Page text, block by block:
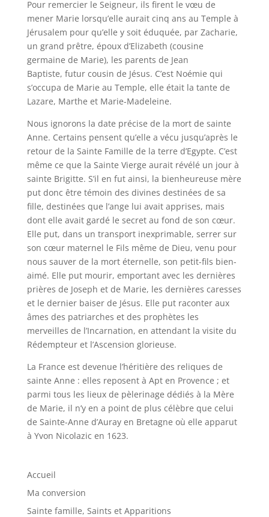
Pour remercier le Seigneur, ils firent le vœu de
mener Marie lorsqu’elle aurait cinq ans au Temple à
Jérusalem pour qu’elle y soit éduquée, par Zacharie,
un grand prêtre, époux d’Elizabeth (cousine
germaine de Marie), les parents de Jean
Baptiste, futur cousin de Jésus. C’est Noémie qui
s’occupa de Marie au Temple, elle était la tante de
Lazare, Marthe et Marie-Madeleine.
Nous ignorons la date précise de la mort de sainte
Anne. Certains pensent qu’elle a vécu jusqu’après le
retour de la Sainte Famille de la terre d’Egypte. C’est
même ce que la Sainte Vierge aurait révélé un jour à
sainte Brigitte. S’il en fut ainsi, la bienheureuse mère
put donc être témoin des divines destinées de sa
fille, destinées que l’ange lui avait apprises, mais
dont elle avait gardé le secret au fond de son cœur.
Elle put, dans un transport inexprimable, serrer sur
son cœur maternel le Fils même de Dieu, venu pour
nous sauver de la mort éternelle, son petit-fils bien-
aimé. Elle put mourir, emportant avec les dernières
prières de Joseph et de Marie, les dernières caresses
et le dernier baiser de Jésus. Elle put raconter aux
âmes des patriarches et des prophètes les
merveilles de l’Incarnation, en attendant la visite du
Rédempteur et l’Ascension glorieuse.
La France est devenue l’héritière des reliques de
sainte Anne : elles reposent à Apt en Provence ; et
parmi tous les lieux de pèlerinage dédiés à la Mère
de Marie, il n’y en a point de plus célèbre que celui
de Sainte-Anne d’Auray en Bretagne où elle apparut
à Yvon Nicolazic en 1623.
Accueil
Ma conversion
Sainte famille, Saints et Apparitions